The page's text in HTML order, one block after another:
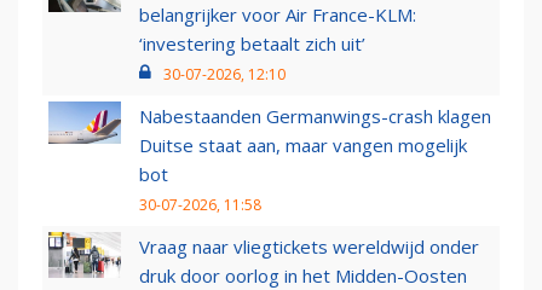
belangrijker voor Air France-KLM:
‘investering betaalt zich uit’
30-07-2026, 12:10
Nabestaanden Germanwings-crash klagen
Duitse staat aan, maar vangen mogelijk
bot
30-07-2026, 11:58
Vraag naar vliegtickets wereldwijd onder
druk door oorlog in het Midden-Oosten